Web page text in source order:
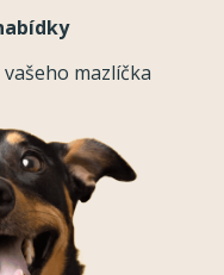
mazlíčka